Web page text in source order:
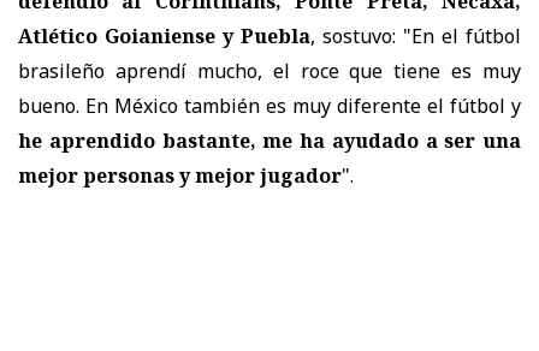
Atlético Goianiense y Puebla, sostuvo: "En el fútbol
brasileño aprendí mucho, el roce que tiene es muy
bueno. En México también es muy diferente el fútbol y
he aprendido bastante, me ha ayudado a ser una
mejor personas y mejor jugador".